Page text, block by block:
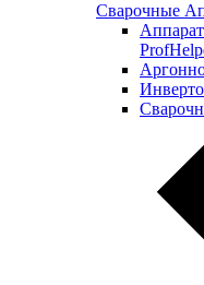
Сварочные